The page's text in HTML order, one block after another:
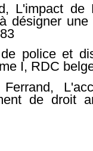
L'impact
désigner
police et
I, RDC
de droit